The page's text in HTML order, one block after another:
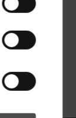
/ E-Mail: